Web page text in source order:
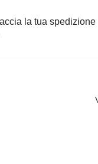
la tua spedizione